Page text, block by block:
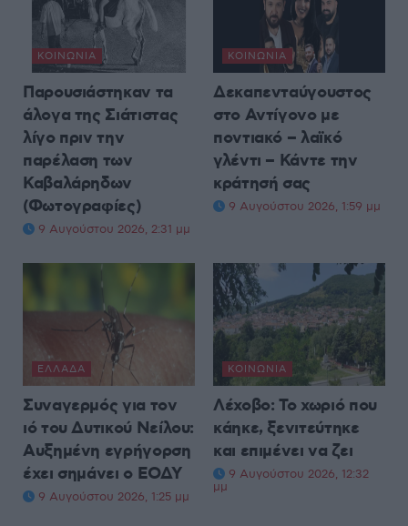
ΚΟΙΝΩΝΊΑ
Παρουσιάστηκαν τα
άλογα της Σιάτιστας
λίγο πριν την
παρέλαση των
Καβαλάρηδων
(Φωτογραφίες)
9 Αυγούστου 2026, 2:31 μμ
ΚΟΙΝΩΝΊΑ
Δεκαπενταύγουστος
στο Αντίγονο με
ποντιακό – λαϊκό
γλέντι – Κάντε την
κράτησή σας
9 Αυγούστου 2026, 1:59 μμ
ΕΛΛΆΔΑ
Συναγερμός για τον
ιό του Δυτικού Νείλου:
Αυξημένη εγρήγορση
έχει σημάνει ο ΕΟΔΥ
9 Αυγούστου 2026, 1:25 μμ
ΚΟΙΝΩΝΊΑ
Λέχοβο: Το χωριό που
κάηκε, ξενιτεύτηκε
και επιμένει να ζει
9 Αυγούστου 2026, 12:32
μμ